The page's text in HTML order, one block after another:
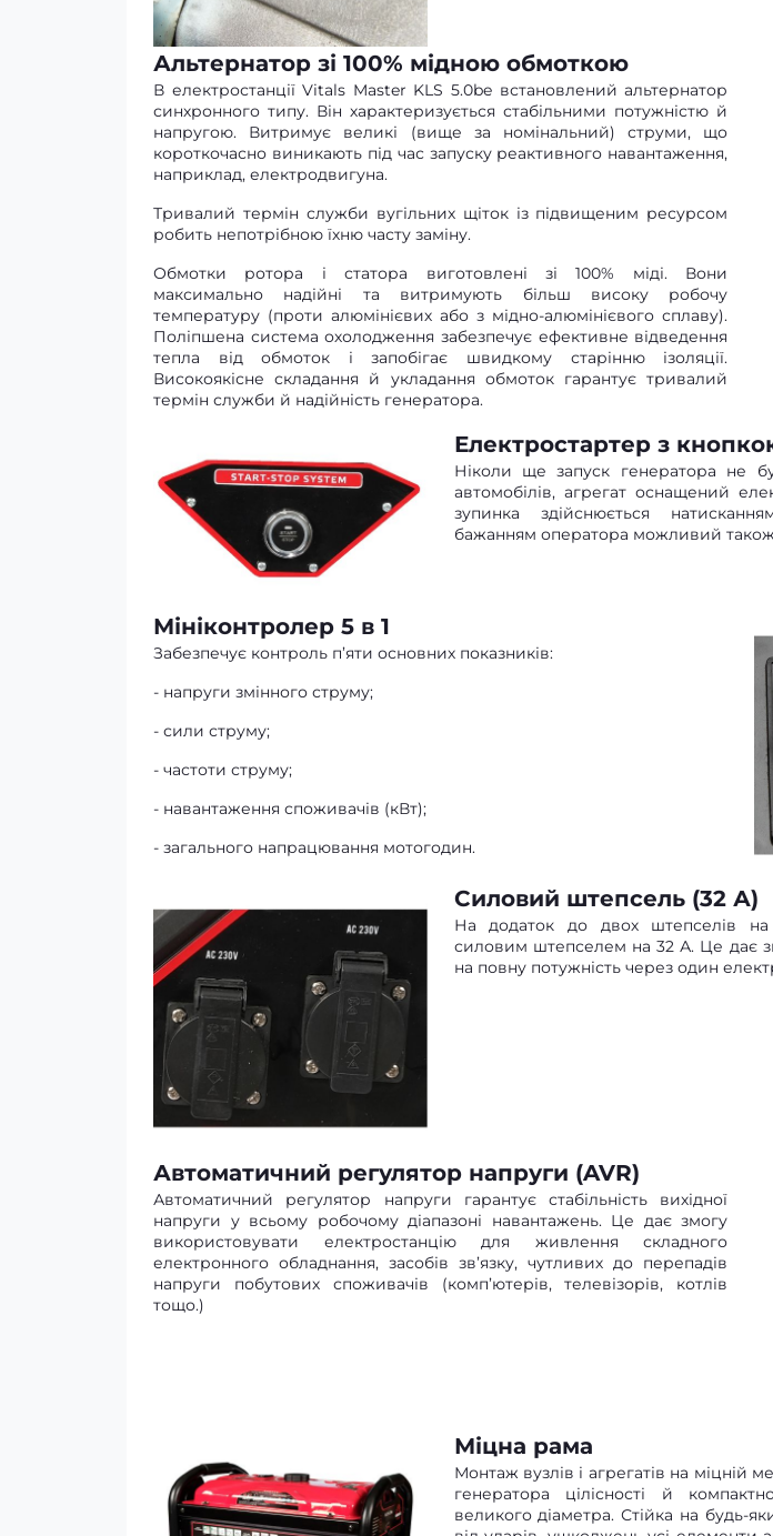
Альтернатор зі 100% мідною обмоткою
В електростанції Vitals Master KLS 5.0be встановлений альтернатор
синхронного типу. Він характеризується стабільними потужністю й
напругою. Витримує великі (вище за номінальний) струми, що
короткочасно виникають під час запуску реактивного навантаження,
наприклад, електродвигуна.
Тривалий термін служби вугільних щіток із підвищеним ресурсом
робить непотрібною їхню часту заміну.
Обмотки ротора і статора виготовлені зі 100% міді. Вони
максимально надійні та витримують більш високу робочу
температуру (проти алюмінієвих або з мідно-алюмінієвого сплаву).
Поліпшена система охолодження забезпечує ефективне відведення
тепла від обмоток і запобігає швидкому старінню ізоляції.
Високоякісне складання й укладання обмоток гарантує тривалий
термін служби й надійність генератора.
Електростартер з
Ніколи ще запуск генератора не
автомобілів, агрегат оснащений
зупинка здійснюється
бажанням оператора можливий
Мініконтролер 5 в 1
Забезпечує контроль п’яти основних показників:
- напруги змінного струму;
- сили струму;
- частоти струму;
- навантаження споживачів (кВт);
- загального напрацювання мотогодин.
Силовий штепсель (32 А)
На додаток до двох штепселів
силовим штепселем на 32 А. Це дає
на повну потужність через один
Автоматичний регулятор напруги (AVR)
Автоматичний регулятор напруги гарантує стабільність вихідної
напруги у всьому робочому діапазоні навантажень. Це дає змогу
використовувати електростанцію для живлення складного
електронного обладнання, засобів зв’язку, чутливих до перепадів
напруги побутових споживачів (комп’ютерів, телевізорів, котлів
тощо.)
Міцна рама
Монтаж вузлів і агрегатів на міцній
генератора цілісності й
великого діаметра. Стійка на будь-